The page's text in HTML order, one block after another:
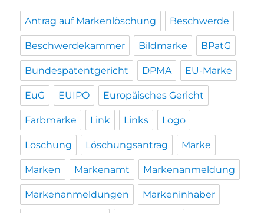
Antrag auf Markenlöschung Beschwerde
Beschwerdekammer Bildmarke BPatG
Bundespatentgericht DPMA EU-Marke
EuG EUIPO Europäisches Gericht
Farbmarke Link Links Logo
Löschung Löschungsantrag Marke
Marken Markenamt Markenanmeldung
Markenanmeldungen Markeninhaber